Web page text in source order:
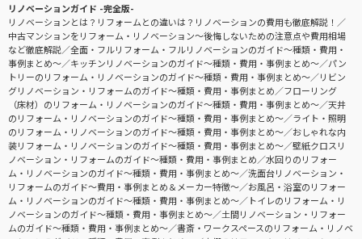
リノベーションガイド -完全版-
リノベーションとは？リフォームとの違いは？リノベーションの費用も徹底解説！
中古マンションをリフォーム・リノベーション〜後悔しないための注意点や費用相場
など徹底解説
全面・フルリフォーム・フルリノベーションのガイド〜種類・費用・
事例まとめ〜
キッチンリノベーションのガイド〜種類・費用・事例まとめ〜
パン
トリーのリフォーム・リノベーションのガイド〜種類・費用・事例まとめ〜
リビン
グリノベーション・リフォームのガイド〜種類・費用・事例まとめ
フローリング
（床材）のリフォーム・リノベーションのガイド〜種類・費用・事例まとめ〜
天井
のリフォーム・リノベーションのガイド〜種類・費用・事例まとめ〜
ライト・照明
のリフォーム・リノベーションのガイド〜種類・費用・事例まとめ〜
おしゃれな内
装リフォーム・リノベーションのガイド〜種類・費用・事例まとめ〜
壁紙クロスリ
ノベーション・リフォームのガイド〜種類・費用・事例まとめ
水回りのリフォー
ム・リノベーションのガイド〜種類・費用・事例まとめ〜
洗面台リノベーション・
リフォームのガイド〜費用・事例まとめ＆メーカー特徴〜
お風呂・浴室のリフォー
ム・リノベーションのガイド〜種類・費用・事例まとめ〜
トイレのリフォーム・リ
ノベーションのガイド〜種類・費用・事例まとめ〜
土間リノベーション・リフォー
ムのガイド〜種類・費用・事例まとめ〜
書斎・ワークスペースのリフォーム・リノベ